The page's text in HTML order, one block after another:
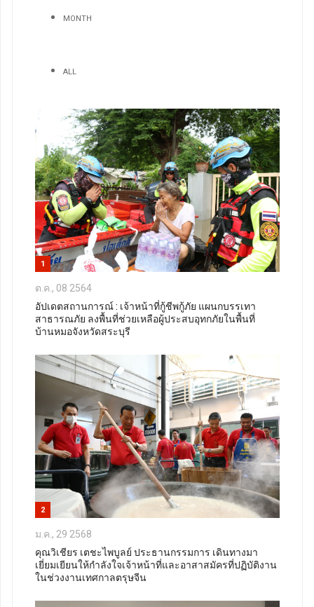
MONTH
ALL
1
ต.ค., 08 2564
อัปเดตสถานการณ์ : เจ้าหน้าที่กู้ชีพกู้ภัย แผนกบรรเทา
สาธารณภัย ลงพื้นที่ช่วยเหลือผู้ประสบอุทกภัยในพื้นที่
บ้านหมอจังหวัดสระบุรี
2
ม.ค., 29 2568
คุณวิเชียร เตชะไพบูลย์ ประธานกรรมการ เดินทางมา
เยี่ยมเยียนให้กำลังใจเจ้าหน้าที่และอาสาสมัครที่ปฏิบัติงาน
ในช่วงงานเทศกาลตรุษจีน